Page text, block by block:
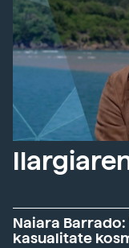
Naiara Barrado:
kasualitate